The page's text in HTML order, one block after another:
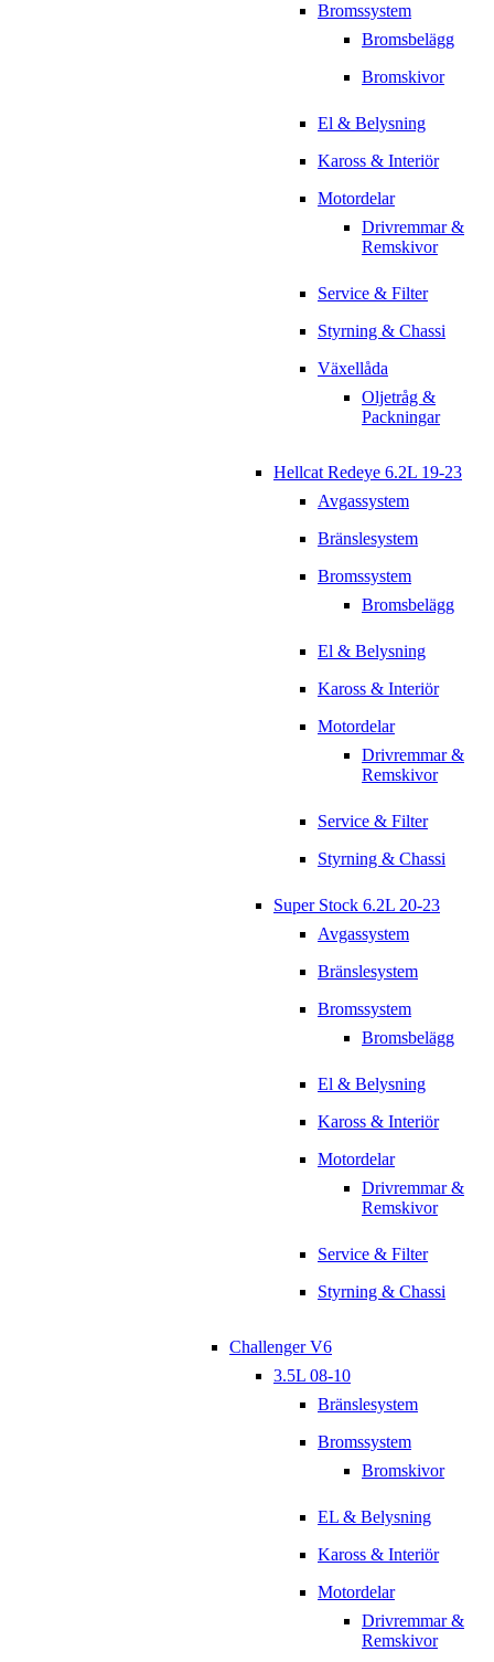
Bromssystem
Bromsbelägg
Bromskivor
El & Belysning
Kaross & Interiör
Motordelar
Drivremmar &
Remskivor
Service & Filter
Styrning & Chassi
Växellåda
Oljetråg &
Packningar
Hellcat Redeye 6.2L 19-23
Avgassystem
Bränslesystem
Bromssystem
Bromsbelägg
El & Belysning
Kaross & Interiör
Motordelar
Drivremmar &
Remskivor
Service & Filter
Styrning & Chassi
Super Stock 6.2L 20-23
Avgassystem
Bränslesystem
Bromssystem
Bromsbelägg
El & Belysning
Kaross & Interiör
Motordelar
Drivremmar &
Remskivor
Service & Filter
Styrning & Chassi
Challenger V6
3.5L 08-10
Bränslesystem
Bromssystem
Bromskivor
EL & Belysning
Kaross & Interiör
Motordelar
Drivremmar &
Remskivor